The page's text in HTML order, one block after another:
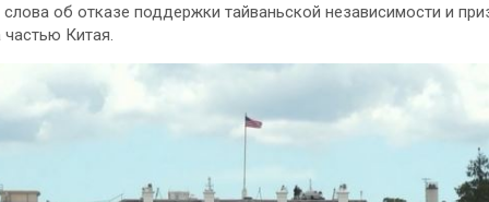
слова об отказе поддержки тайваньской независимости и
частью Китая.